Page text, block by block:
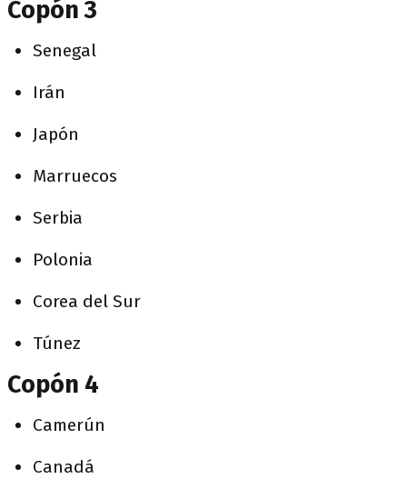
Copón 3
Senegal
Irán
Japón
Marruecos
Serbia
Polonia
Corea del Sur
Túnez
Copón 4
Camerún
Canadá